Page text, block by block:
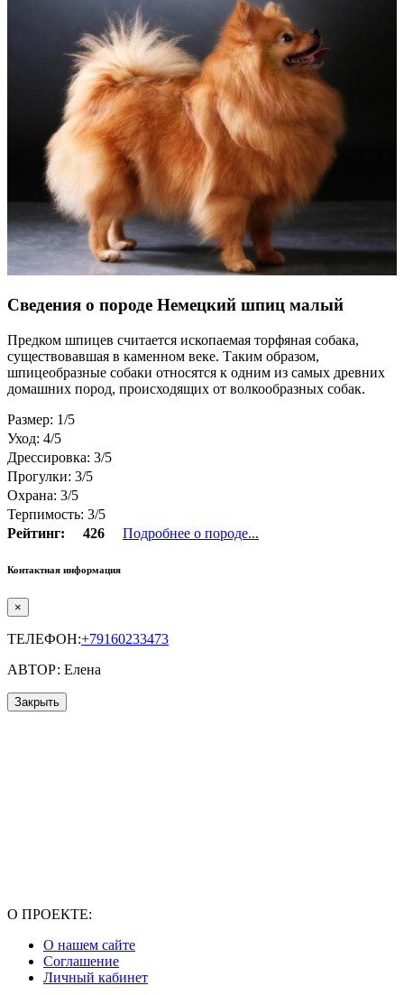
Сведения о породе Немецкий шпиц малый
Предком шпицев считается ископаемая торфяная собака,
существовавшая в каменном веке. Таким образом,
шпицеобразные собаки относятся к одним из самых древних
домашних пород, происходящих от волкообразных собак.
Размер: 1/5
Уход: 4/5
Дрессировка: 3/5
Прогулки: 3/5
Охрана: 3/5
Терпимость: 3/5
Рейтинг:
426 Подробнее о породе...
Контактная информация
×
ТЕЛЕФОН:+79160233473
АВТОР: Елена
Закрыть
О ПРОЕКТЕ:
О нашем сайте
Соглашение
Личный кабинет